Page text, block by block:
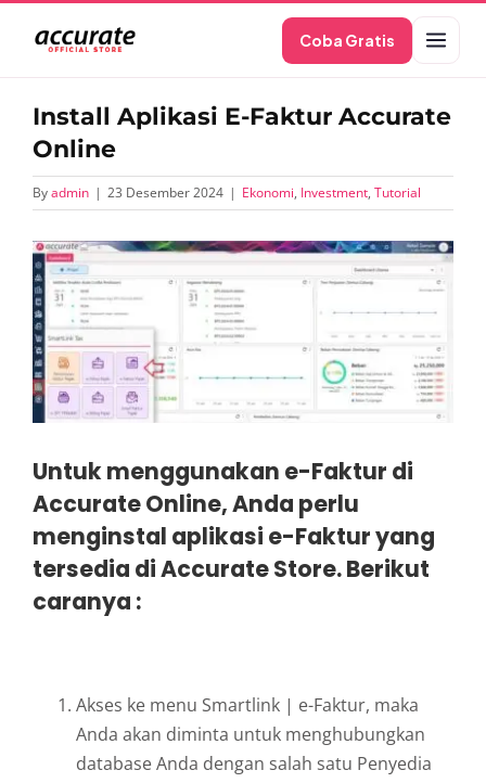
content
Coba Gratis
Install Aplikasi E-Faktur Accurate
Online
Byadmin | 23 Desember 2024 | Ekonomi, Investment, Tutorial
View
Larger
Image
Untuk menggunakan e-Faktur di
Accurate Online, Anda perlu
menginstal aplikasi e-Faktur yang
tersedia di Accurate Store. Berikut
caranya :
Akses ke menu Smartlink | e-Faktur, maka
Anda akan diminta untuk menghubungkan
database Anda dengan salah satu Penyedia